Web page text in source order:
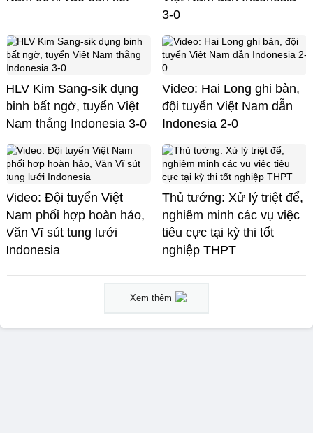
3-0
HLV Kim Sang-sik dụng
binh bất ngờ, tuyển Việt
Nam thắng Indonesia 3-0
Video: Hai Long ghi bàn,
đội tuyển Việt Nam dẫn
Indonesia 2-0
Video: Đội tuyển Việt
Nam phối hợp hoàn hảo,
Văn Vĩ sút tung lưới
Indonesia
Thủ tướng: Xử lý triệt để,
nghiêm minh các vụ việc
tiêu cực tại kỳ thi tốt
nghiệp THPT
Xem thêm